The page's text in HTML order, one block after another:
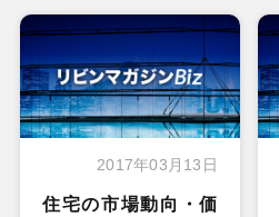
2017年03月13日
住宅の市場動向・価